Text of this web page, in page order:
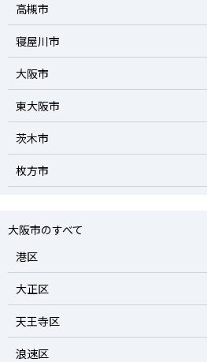
高槻市
寝屋川市
大阪市
東大阪市
茨木市
枚方市
大阪市のすべて
港区
大正区
天王寺区
浪速区